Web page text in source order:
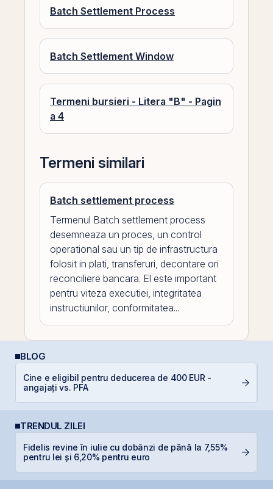
Batch Settlement Process
Batch Settlement Window
Termeni bursieri - Litera "B" - Pagin
a 4
Termeni similari
Batch settlement process
Termenul Batch settlement process
desemneaza un proces, un control
operational sau un tip de infrastructura
folosit in plati, transferuri, decontare ori
reconciliere bancara. El este important
pentru viteza executiei, integritatea
instructiunilor, conformitatea...
BLOG
Cine e eligibil pentru deducerea de 400 EUR -
angajați vs. PFA
TRENDUL ZILEI
Fidelis revine în iulie cu dobânzi de până la 7,55%
pentru lei și 6,20% pentru euro